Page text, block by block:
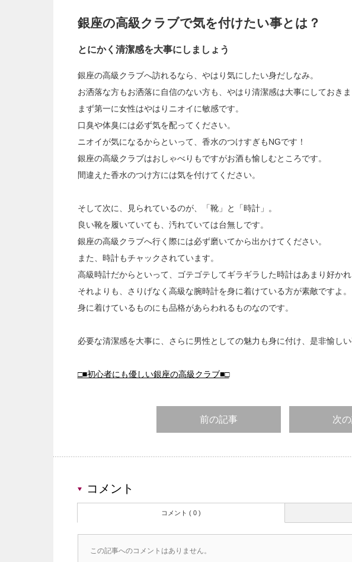
銀座の高級クラブで気を付けたい事とは？
とにかく清潔感を大事にしましょう
銀座の高級クラブへ訪れるなら、やはり気にしたい身だしなみ。
お洒落な方もお洒落に自信のない方も、やはり清潔感は大事にしておきま
まず第一に女性はやはりニオイに敏感です。
口臭や体臭には必ず気を配ってください。
ニオイが気になるからといって、香水のつけすぎもNGです！
銀座の高級クラブはおしゃべりもですがお酒も愉しむところです。
間違えた香水のつけ方には気を付けてください。
そして次に、見られているのが、「靴」と「時計」。
良い靴を履いていても、汚れていては台無しです。
銀座の高級クラブへ行く際には必ず磨いてから出かけてください。
また、時計もチャックされています。
高級時計だからといって、ゴテゴテしてギラギラした時計はあまり好かれ
それよりも、さりげなく高級な腕時計を身に着けている方が素敵ですよ。
身に着けているものにも品格があらわれるものなのです。
必要な清潔感を大事に、さらに男性としての魅力も身に付け、是非愉し
□■初心者にも優しい銀座の高級クラブ■□
前の記事 次
コメント
コメント ( 0 )
この記事へのコメントはありません。